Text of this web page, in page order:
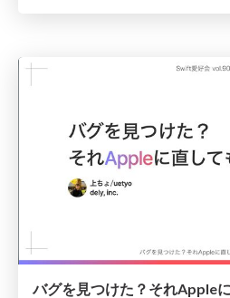
バグを見つけた？それApple